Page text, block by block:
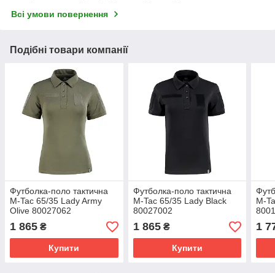
Всі умови повернення
Подібні товари компанії
Футболка-поло тактична
M-Tac 65/35 Lady Army
Olive 80027062
1 865 ₴
Купити
Футболка-поло тактична
M-Tac 65/35 Lady Black
80027002
1 865₴
Купити
M-
1